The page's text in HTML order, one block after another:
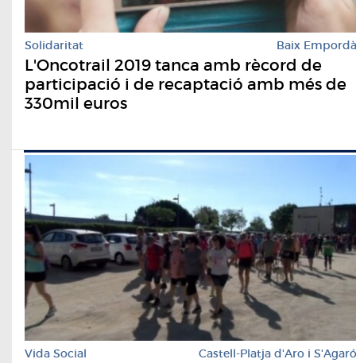
Solidaritat Baix Empordà
L'Oncotrail 2019 tanca amb rècord de
participació i de recaptació amb més de
330mil euros
Vida Social Castell-Platja d'Aro i S'Agaró